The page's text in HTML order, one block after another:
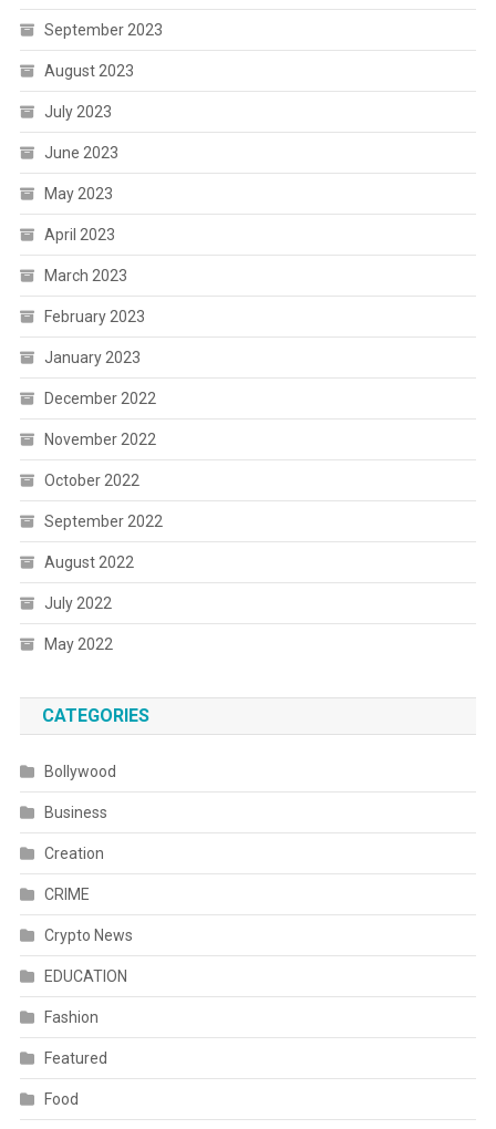
September 2023
August 2023
July 2023
June 2023
May 2023
April 2023
March 2023
February 2023
January 2023
December 2022
November 2022
October 2022
September 2022
August 2022
July 2022
May 2022
CATEGORIES
Bollywood
Business
Creation
CRIME
Crypto News
EDUCATION
Fashion
Featured
Food